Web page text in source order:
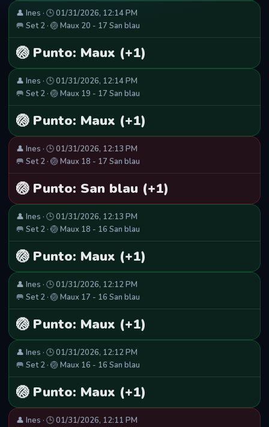
👤 Ines · 🕒 01/31/2026, 12:14 PM
🥅 Set 2 · 🏐 Maux 20 - 17 San blau
🏐 Punto: Maux (+1)
👤 Ines · 🕒 01/31/2026, 12:14 PM
🥅 Set 2 · 🏐 Maux 19 - 17 San blau
🏐 Punto: Maux (+1)
👤 Ines · 🕒 01/31/2026, 12:13 PM
🥅 Set 2 · 🏐 Maux 18 - 17 San blau
🏐 Punto: San blau (+1)
👤 Ines · 🕒 01/31/2026, 12:13 PM
🥅 Set 2 · 🏐 Maux 18 - 16 San blau
🏐 Punto: Maux (+1)
👤 Ines · 🕒 01/31/2026, 12:12 PM
🥅 Set 2 · 🏐 Maux 17 - 16 San blau
🏐 Punto: Maux (+1)
👤 Ines · 🕒 01/31/2026, 12:12 PM
🥅 Set 2 · 🏐 Maux 16 - 16 San blau
🏐 Punto: Maux (+1)
👤 Ines · 🕒 01/31/2026, 12:11 PM